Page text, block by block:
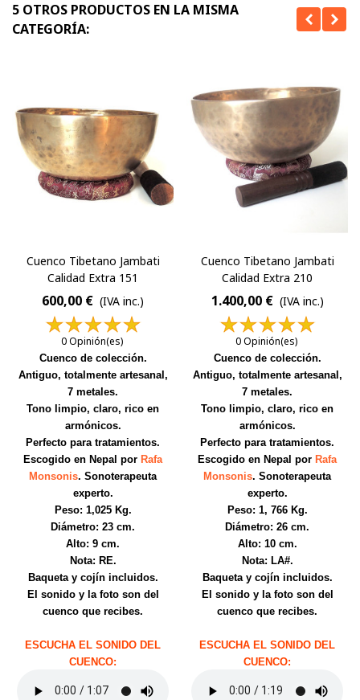
5 OTROS PRODUCTOS EN LA MISMA
CATEGORÍA:
Cuenco Tibetano Jambati
Calidad Extra 151
600,00 € (IVA inc.)
0 Opinión(es)
Cuenco de colección.
Antiguo, totalmente artesanal,
7 metales.
Tono limpio, claro, rico en
armónicos.
Perfecto para tratamientos.
Escogido en Nepal por Rafa
Monsonis. Sonoterapeuta
experto.
Peso: 1,025 Kg.
Diámetro: 23 cm.
Alto: 9 cm.
Nota: RE.
Baqueta y cojín incluidos.
El sonido y la foto son del
cuenco que recibes.
ESCUCHA EL SONIDO DEL
CUENCO:
Cuenco Tibetano Jambati
Calidad Extra 210
1.400,00 € (IVA inc.)
0 Opinión(es)
Cuenco de colección.
Antiguo, totalmente artesanal,
7 metales.
Tono limpio, claro, rico en
armónicos.
Perfecto para tratamientos.
Escogido en Nepal por Rafa
Monsonis. Sonoterapeuta
experto.
Peso: 1, 766 Kg.
Diámetro: 26 cm.
Alto: 10 cm.
Nota: LA#.
Baqueta y cojín incluidos.
El sonido y la foto son del
cuenco que recibes.
ESCUCHA EL SONIDO DEL
CUENCO: